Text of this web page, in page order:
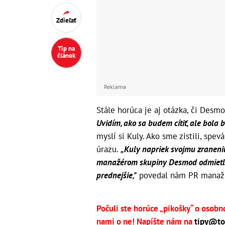
Zdieľať
Tip na
článok
Reklama
Stále horúca je aj otázka, či
Uvidím, ako sa budem cítiť, ale bola
myslí si Kuly. Ako sme zistili,
úrazu. „Kuly napriek svojmu
manažérom skupiny Desmod
prednejšie," povedal nám PR
Počuli ste horúce „pikošky“ o
nami o ne! Napíšte nám na